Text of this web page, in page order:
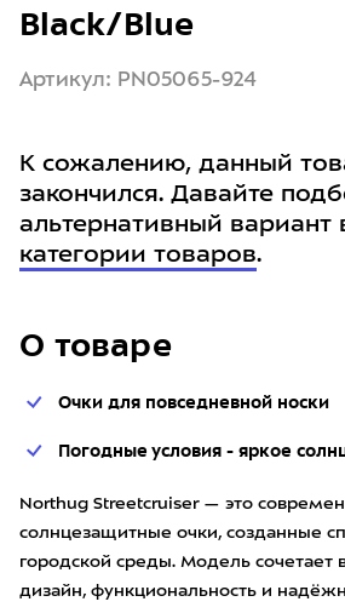
О товаре
Очки для повседневной носки
Погодные условия - яркое
Northug Streetcruiser — это
солнцезащитные очки, созданные
городской среды. Модель сочетает
дизайн, функциональность и
Black/Blue
Артикул: PN05065-924
К сожалению, данный
закончился. Давайте
альтернативный вариант
категории товаров.